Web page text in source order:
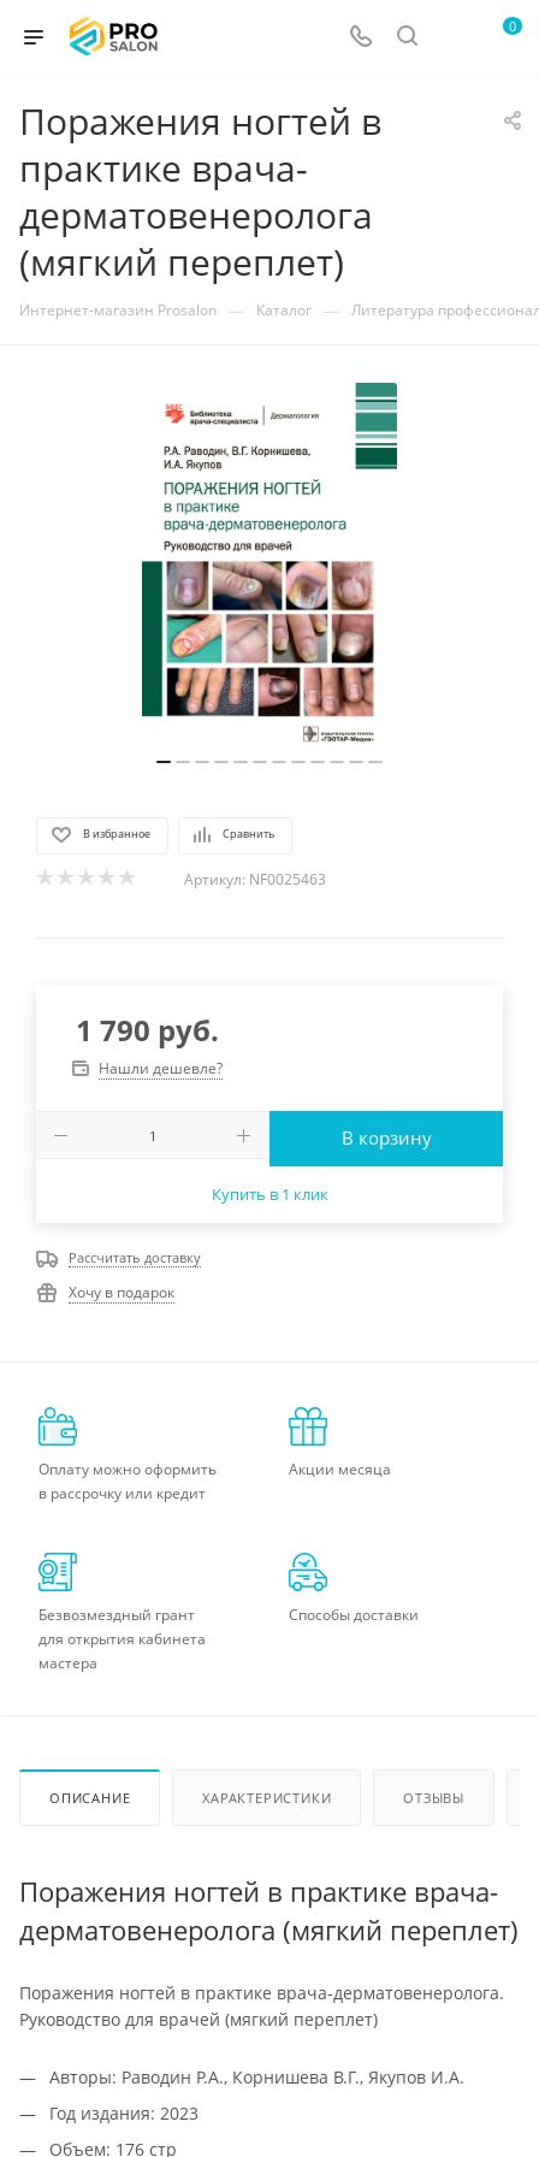
0
Поражения ногтей в
практике врача-
дерматовенеролога
(мягкий переплет)
Интернет-магазин Prosalon — Каталог — Литература
В избранное Сравнить
Артикул: NF0025463
1 790 руб.
Нашли дешевле?
В корзину
Купить в 1 клик
Рассчитать доставку
Хочу в подарок
Оплату можно оформить
в рассрочку или кредит
Акции месяца
Безвозмездный грант
для открытия кабинета
мастера
Способы доставки
ОПИСАНИЕ ХАРАКТЕРИСТИКИ ОТЗЫВЫ
Поражения ногтей в практике врача-
дерматовенеролога (мягкий переплет)
Поражения ногтей в практике врача-дерматовенеролога.
Руководство для врачей (мягкий переплет)
Авторы: Раводин Р.А., Корнишева В.Г., Якупов И.А.
Год издания: 2023
Объем: 176 стр